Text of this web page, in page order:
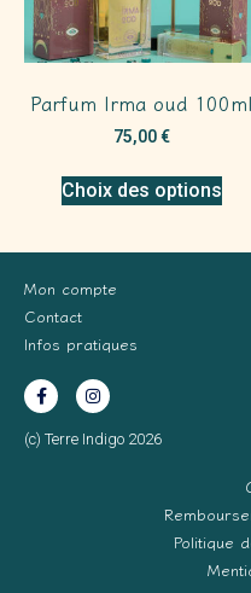
Parfum Irma oud 100ml
75,00€
Choix des options
Mon compte
Contact
Infos pratiques
(c) Terre Indigo 2026
Politique